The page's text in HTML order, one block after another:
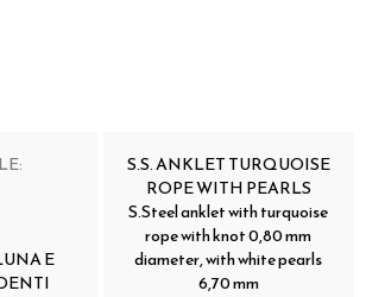
E
S.S. ANKLET TURQUOISE
ROPE WITH PEARLS
S.Steel anklet with turquoise
rope with knot 0,80 mm
diameter, with white pearls
6,70 mm